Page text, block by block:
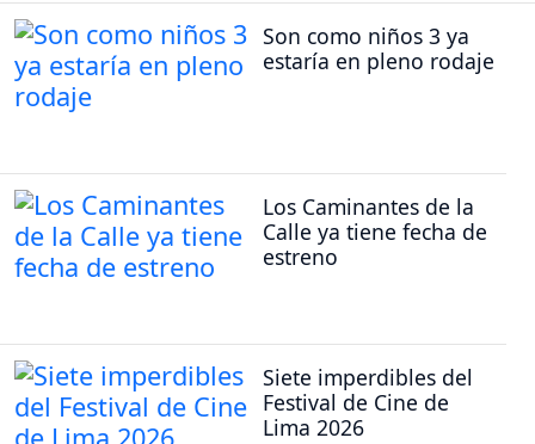
Son como niños 3 ya
estaría en pleno rodaje
Los Caminantes de la
Calle ya tiene fecha de
estreno
Siete imperdibles del
Festival de Cine de
Lima 2026